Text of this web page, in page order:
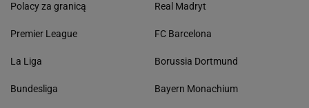
Polacy za granicą
Premier League
La Liga
Bundesliga
Real Madryt
FC Barcelona
Borussia Dortmund
Bayern Monachium